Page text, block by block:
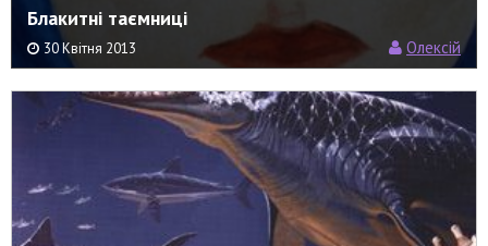
Блакитні таємниці
30 Квітня 2013 Олексій